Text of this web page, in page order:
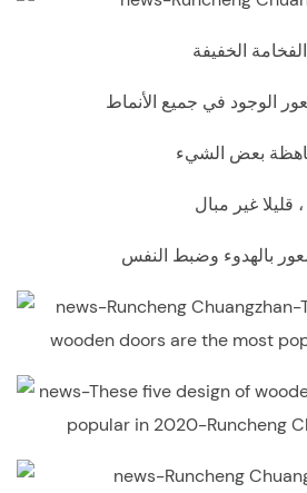
الفخامة الخفيفة
قليلا غير مبال ،